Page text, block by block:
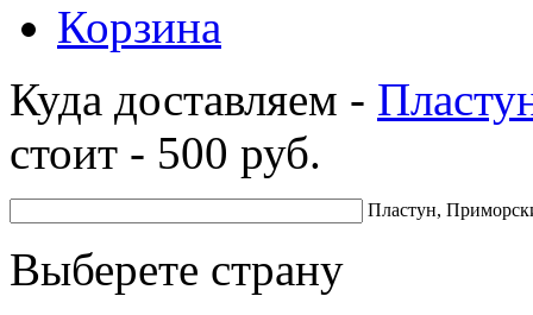
Корзина
Куда доставляем -
стоит - 500 руб.
Пластун,
Выберете страну